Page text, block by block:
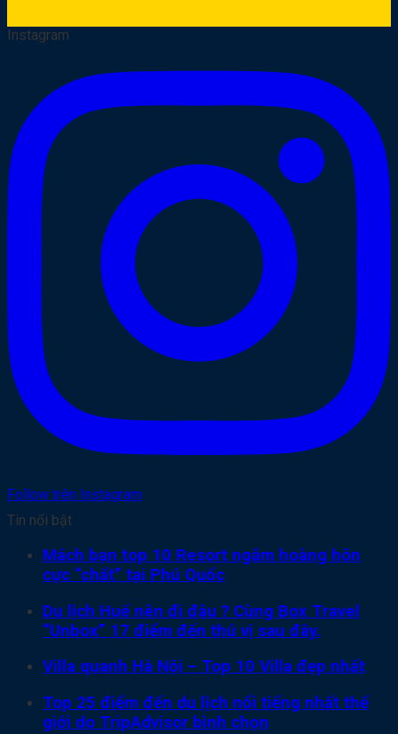
Instagram
Follow trên Instagram
Tin nổi bật
Mách bạn top 10 Resort ngắm hoàng hôn
cực “chất” tại Phú Quốc
Du lịch Huế nên đi đâu ? Cùng Box Travel
“Unbox” 17 điểm đến thú vị sau đây.
Villa quanh Hà Nội – Top 10 Villa đẹp nhất
Top 25 điểm đến du lịch nổi tiếng nhất thế
giới do TripAdvisor bình chọn